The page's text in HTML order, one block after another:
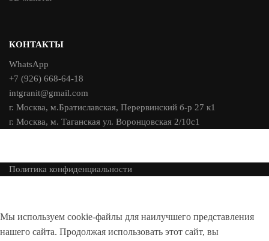
КОНТАКТЫ
WhatsApp
+7 (926) 668-64-18
intgranit@gmail.com
г. Москва, м.Братиславская, Перервинский б-р 27 к1
г. Москва, м. Таганская ул. Воронцовская 2/10с1
Политика конфиденциальности
Мы используем cookie-файлы для наилучшего представления
нашего сайта. Продолжая использовать этот сайт, вы